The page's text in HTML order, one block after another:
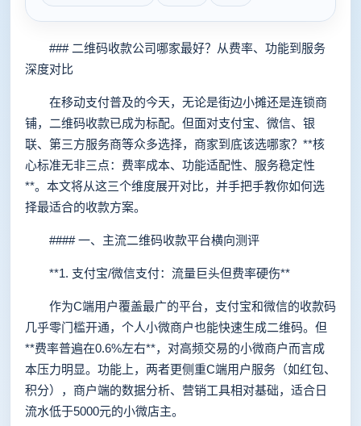
### 二维码收款公司哪家最好？从费率、功能到服务
深度对比
在移动支付普及的今天，无论是街边小摊还是连锁商
铺，二维码收款已成为标配。但面对支付宝、微信、银
联、第三方服务商等众多选择，商家到底该选哪家？**核
心标准无非三点：费率成本、功能适配性、服务稳定性
**。本文将从这三个维度展开对比，并手把手教你如何选
择最适合的收款方案。
#### 一、主流二维码收款平台横向测评
**1. 支付宝/微信支付：流量巨头但费率硬伤**
作为C端用户覆盖最广的平台，支付宝和微信的收款码
几乎零门槛开通，个人小微商户也能快速生成二维码。但
**费率普遍在0.6%左右**，对高频交易的小微商户而言成
本压力明显。功能上，两者更侧重C端用户服务（如红包、
积分），商户端的数据分析、营销工具相对基础，适合日
流水低于5000元的小微店主。